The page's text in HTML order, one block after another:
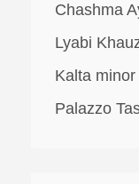
Chashma
Lyabi
Kalta
Palazzo